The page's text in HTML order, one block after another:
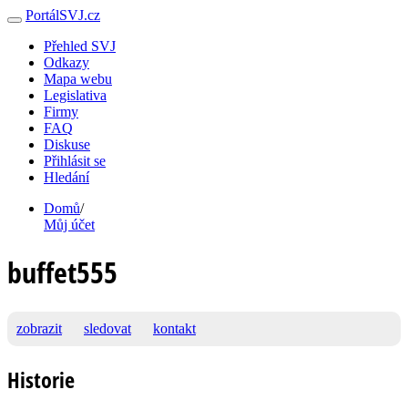
PortálSVJ.cz
Přehled SVJ
Odkazy
Mapa webu
Legislativa
Firmy
FAQ
Diskuse
Přihlásit se
Hledání
Domů/
Můj účet
buffet555
zobrazit sledovat kontakt
Historie